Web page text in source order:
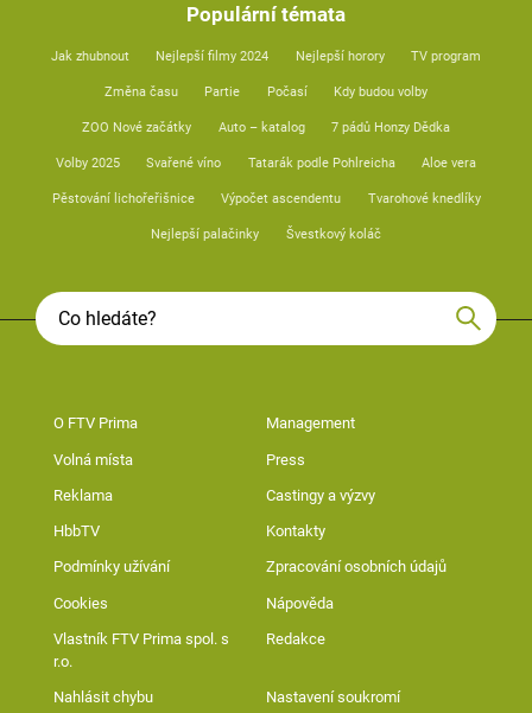
Populární témata
Jak zhubnout Nejlepší filmy 2024 Nejlepší horory TV program
Změna času Partie Počasí Kdy budou volby
ZOO Nové začátky Auto – katalog 7 pádů Honzy Dědka
Volby 2025 Svařené víno Tatarák podle Pohlreicha Aloe vera
Pěstování lichořeřišnice Výpočet ascendentu Tvarohové knedlíky
Nejlepší palačinky Švestkový koláč
O FTV Prima Management
Volná místa Press
Reklama Castingy a výzvy
HbbTV Kontakty
Podmínky užívání Zpracování osobních údajů
Cookies Nápověda
Vlastník FTV Prima spol. s
r.o.
Redakce
Nahlásit chybu Nastavení soukromí